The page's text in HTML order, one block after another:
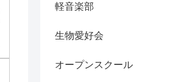
軽音楽部
生物愛好会
オープンスクール